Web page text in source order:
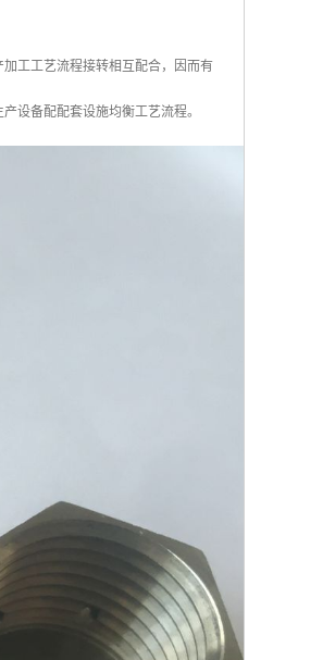
工工艺流程接转相互配合，因而有
设备配配套设施均衡工艺流程。